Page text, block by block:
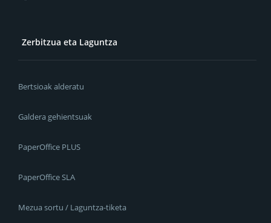
Zerbitzua eta Laguntza
Bertsioak alderatu
Galdera gehientsuak
PaperOffice PLUS
PaperOffice SLA
Mezua sortu / Laguntza-tiketa